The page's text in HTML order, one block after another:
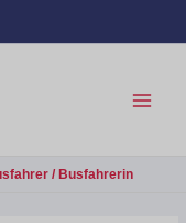
/ Busfahrerin